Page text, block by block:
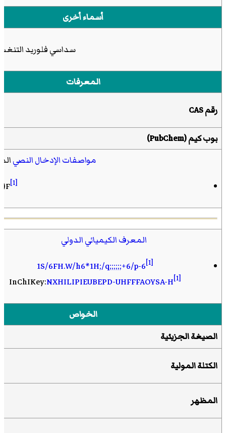
أسماء أخرى
سداسي فلوريد
المعرفات
رقم CAS
بوب كيم(PubChem)
مواصفات الإدخال النصي
[1]
المعرف الكيميائي الدولي
1S/6FH.W/h6*1H;/q;;;;;;+6/p-6[1]
InChIKey:NXHILIPIEUBEPD-UHFFFAOYSA-H[1]
الخواص
الصيغة الجزيئية
الكتلة المولية
المظهر